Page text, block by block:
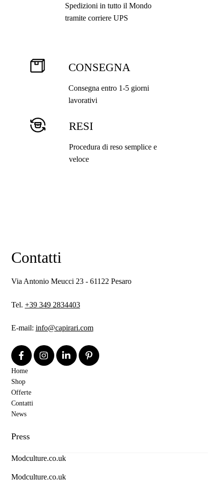
Spedizioni in tutto il Mondo
tramite corriere UPS
CONSEGNA
Consegna entro 1-5 giorni
lavorativi
RESI
Procedura di reso semplice e
veloce
Contatti
Via Antonio Meucci 23 - 61122 Pesaro
Tel. +39 349 2834403
E-mail: info@capirari.com
Home
Shop
Offerte
Contatti
News
Press
Modculture.co.uk
Modculture.co.uk